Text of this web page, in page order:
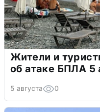
Жители и
об атаке БПЛА 5
5 августа 0